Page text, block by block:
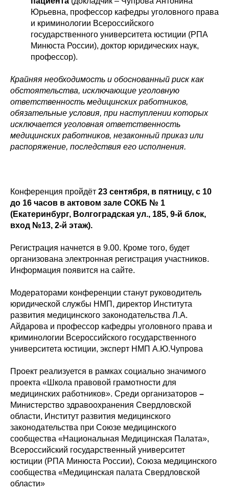
Юрьевна, профессор кафедры уголовного права
и криминологии Всероссийского
государственного университета юстиции (РПА
Минюста России), доктор юридических наук,
профессор).
Крайняя необходимость и обоснованный риск как
обстоятельства, исключающие уголовную
ответственность медицинских работников,
обязательные условия, при наступлении которых
исключается уголовная ответственность
медицинских работников, незаконный приказ или
распоряжение, последствия его исполнения.
Конференция пройдёт 23 сентября, в пятницу, с 10
до 16 часов в актовом зале СОКБ № 1
(Екатеринбург, Волгоградская ул., 185, 9-й блок,
вход №13, 2-й этаж).
Регистрация начнется в 9.00. Кроме того, будет
организована электронная регистрация участников.
Информация появится на сайте.
Модераторами конференции станут руководитель
юридической службы НМП, директор Института
развития медицинского законодательства Л.А.
Айдарова и профессор кафедры уголовного права и
криминологии Всероссийского государственного
университета юстиции, эксперт НМП А.Ю.Чупрова
Проект реализуется в рамках социально значимого
проекта «Школа правовой грамотности для
медицинских работников». Среди организаторов –
Министерство здравоохранения Свердловской
области, Институт развития медицинского
законодательства при Союзе медицинского
сообщества «Национальная Медицинская Палата»,
Всероссийский государственный университет
юстиции (РПА Минюста России), Союза медицинского
сообщества «Медицинская палата Свердловской
области»